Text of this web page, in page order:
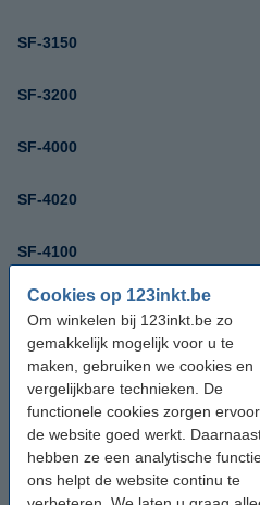
Cookies op 123inkt.be
Om winkelen bij 123inkt.be zo
gemakkelijk mogelijk voor u te
maken, gebruiken we cookies en
vergelijkbare technieken. De
functionele cookies zorgen
de website goed werkt.
hebben ze een analytische
ons helpt de website continu te
SF-3150
SF-3200
SF-4000
SF-4020
SF-4100
SF-4108
SF-4200
SF-4220
SF-4300